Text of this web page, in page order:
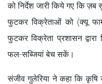
को निर्देश जारी किये गए कि
फुटकर विक्रेताओं को (क्यू
फुटकर विक्रेता प्रशासन द्वारा
फल-सब्जियां बेच सकें।
संजीव गुलेरिया ने कहा कि कृषि